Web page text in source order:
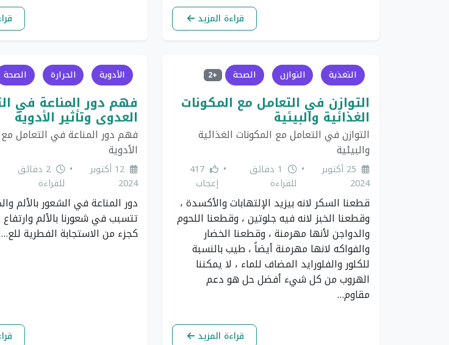
قراءة المزيد
التغذية التوازن الصحة +2
التوازن في التعامل مع المكونات
الغذائية والبيئية
التوازن في التعامل مع المكونات الغذائية
والبيئية
25 أكتوبر
2024
•
1 دقائق
للقراءة
•
417
إعجاب
قطعنا السكر لانه بيزيد الإلتهابات والأكسدة ،
وقطعنا الخبز لانه فيه جلوتين ، وقطعنا اللحوم
والدواجن لأنها مهرمنة ، وقطعنا الخضار
والفواكه لانها مهرمنة أيضاً ، طيب بالنسبة
للكلور والفلورايد المضاف للماء ، لا يمكننا
الهروب من كل شيء أفضل حل هو دعم
مقاوم…
قراءة المزيد
الأدوية الحرارة الصحة
فهم دور المناعة في
العدوى وتأثير الأدوية
فهم دور المناعة في التعامل مع
الأدوية
12 أكتوبر
2024
•
2 دقائق
للقراءة
دور المناعة في الشعور بالألم
تتسبب في شعورنا بالألم وارتفاع
كجزء من الاستجابة الفطرية للع…